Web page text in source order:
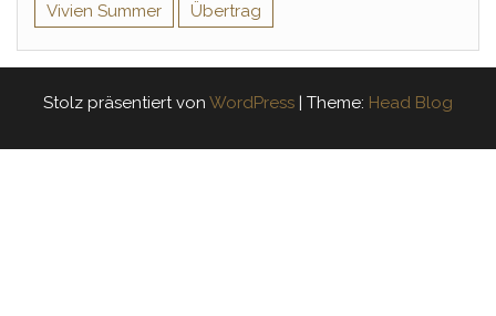
Vivien Summer
Übertrag
Stolz präsentiert von WordPress | Theme: Head Blog